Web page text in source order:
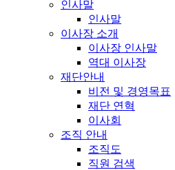
인사말
인사말
이사장 소개
이사장 인사말
역대 이사장
재단안내
비전 및 경영목표
재단 연혁
이사회
조직 안내
조직도
직원 검색